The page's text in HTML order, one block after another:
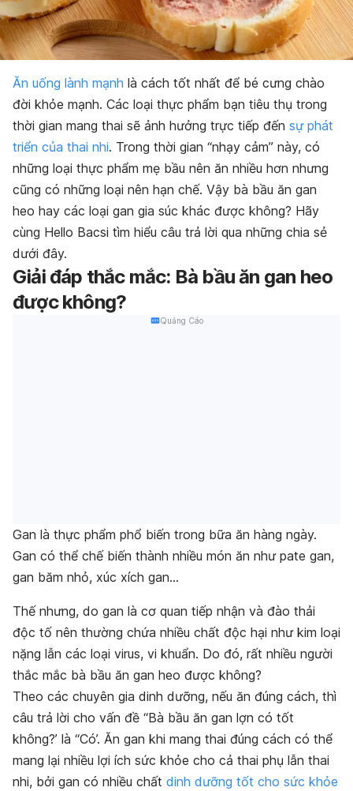
Ăn uống lành mạnh là cách tốt nhất để bé cưng chào
đời khỏe mạnh. Các loại thực phẩm bạn tiêu thụ trong
thời gian mang thai sẽ ảnh hưởng trực tiếp đến sự phát
triển của thai nhi. Trong thời gian “nhạy cảm” này, có
những loại thực phẩm mẹ bầu nên ăn nhiều hơn nhưng
cũng có những loại nên hạn chế. Vậy bà bầu ăn gan
heo hay các loại gan gia súc khác được không? Hãy
cùng Hello Bacsi tìm hiểu câu trả lời qua những chia sẻ
dưới đây.
Giải đáp thắc mắc: Bà bầu ăn gan heo
được không?
Quảng Cáo
Gan là thực phẩm phổ biến trong bữa ăn hàng ngày.
Gan có thể chế biến thành nhiều món ăn như pate gan,
gan băm nhỏ, xúc xích gan…
Thế nhưng, do gan là cơ quan tiếp nhận và đào thải
độc tố nên thường chứa nhiều chất độc hại như kim loại
nặng lẫn các loại virus, vi khuẩn. Do đó, rất nhiều người
thắc mắc bà bầu ăn gan heo được không?
Theo các chuyên gia dinh dưỡng, nếu ăn đúng cách, thì
câu trả lời cho vấn đề “Bà bầu ăn gan lợn có tốt
không?’ là “Có’. Ăn gan khi mang thai đúng cách có thể
mang lại nhiều lợi ích sức khỏe cho cả thai phụ lẫn thai
nhi, bởi gan có nhiều chất dinh dưỡng tốt cho sức khỏe